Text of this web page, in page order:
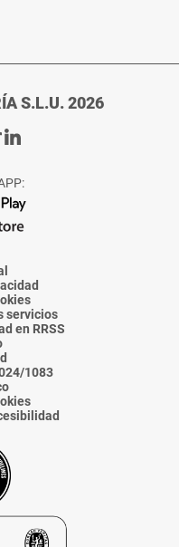
S.L.U. 2026
Ir
de
La
Voz
Almería
Ir
de
La
Voz
servicios
en RRSS
1083